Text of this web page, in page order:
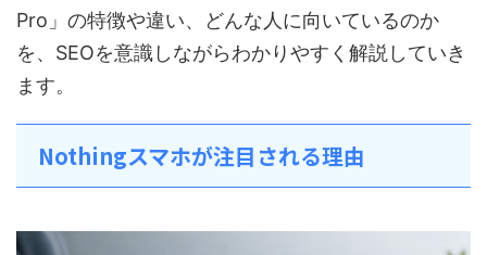
Pro」の特徴や違い、どんな人に向いているのか
を、SEOを意識しながらわかりやすく解説していき
ます。
Nothingスマホが注目される理由